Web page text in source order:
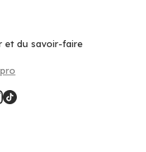
et du savoir-faire